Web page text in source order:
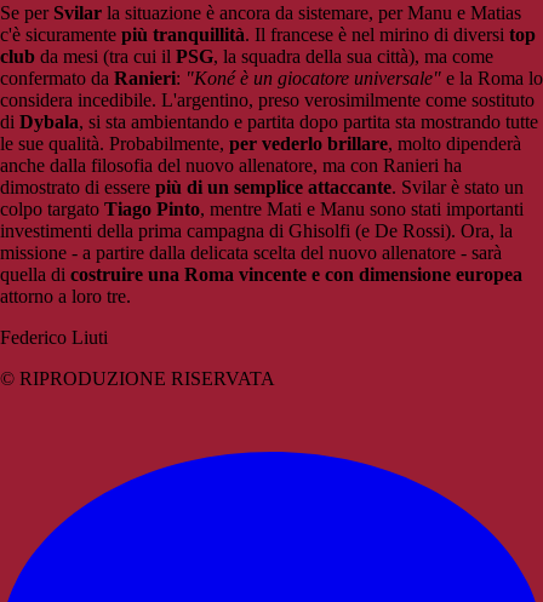
Se perSvilar la situazione è ancora da sistemare, per Manu e Matias
c'è sicuramente più tranquillità. Il francese è nel mirino di diversi top
club da mesi (tra cui il PSG, la squadra della sua città), ma come
confermato da Ranieri: "Koné è un giocatore universale" e la Roma lo
considera incedibile. L'argentino, preso verosimilmente come sostituto
di Dybala, si sta ambientando e partita dopo partita sta mostrando tutte
le sue qualità. Probabilmente, per vederlo brillare, molto dipenderà
anche dalla filosofia del nuovo allenatore, ma con Ranieri ha
dimostrato di essere più di un semplice attaccante. Svilar è stato un
colpo targato Tiago Pinto, mentre Mati e Manu sono stati importanti
investimenti della prima campagna di Ghisolfi (e De Rossi). Ora, la
missione - a partire dalla delicata scelta del nuovo allenatore - sarà
quella di costruire una Roma vincente e con dimensione europea
attorno a loro tre.
Federico Liuti
© RIPRODUZIONE RISERVATA